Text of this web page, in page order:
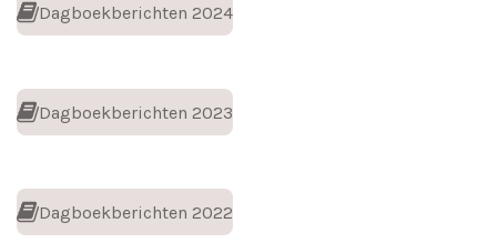
Dagboekberichten 2024
Dagboekberichten 2023
Dagboekberichten 2022